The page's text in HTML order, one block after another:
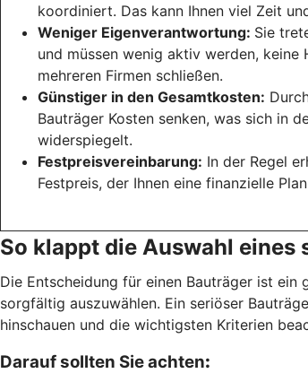
koordiniert. Das kann Ihnen viel Zeit
Weniger Eigenverantwortung: Sie
und müssen wenig aktiv werden,
mehreren Firmen schließen.
Günstiger in den Gesamtkosten:
Bauträger Kosten senken, was sich in
widerspiegelt.
Festpreisvereinbarung: In der Regel
Festpreis, der Ihnen eine finanzielle
So klappt die Auswahl eines
Die Entscheidung für einen Bauträger ist
sorgfältig auszuwählen. Ein seriöser
hinschauen und die wichtigsten Kriterien
Darauf sollten Sie achten: